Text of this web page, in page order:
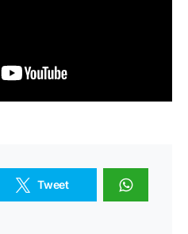
Tweet